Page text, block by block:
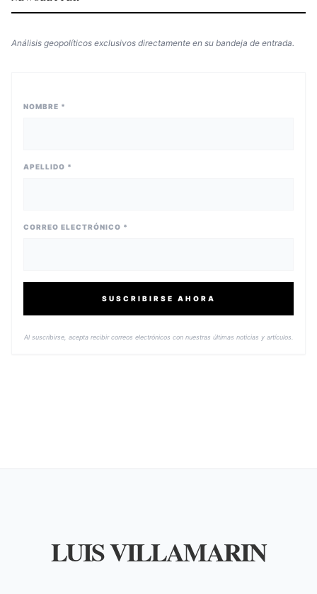
Análisis geopolíticos exclusivos directamente en su bandeja de entrada.
NOMBRE *
APELLIDO *
CORREO ELECTRÓNICO *
SUSCRIBIRSE AHORA
Al suscribirse, acepta recibir correos electrónicos con nuestras últimas noticias y artículos.
LUIS VILLAMARIN